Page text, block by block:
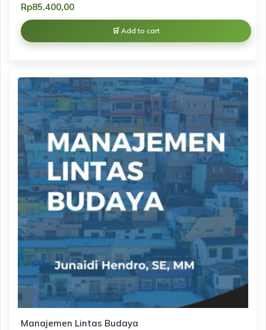
Rp85.400,00
Add to cart
Manajemen Lintas Budaya